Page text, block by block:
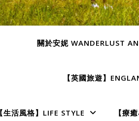
關於安妮 WANDERLUST
【英國旅遊】
【生活風格】LIFE STYLE 【療